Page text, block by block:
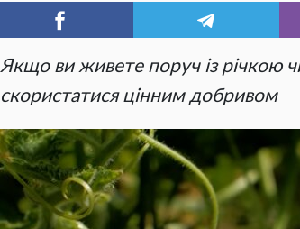
Якщо ви живете поруч із річкою
скористатися цінним добривом